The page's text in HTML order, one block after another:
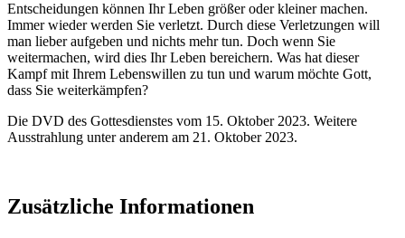
Entscheidungen können Ihr Leben größer oder kleiner machen.
Immer wieder werden Sie verletzt. Durch diese Verletzungen will
man lieber aufgeben und nichts mehr tun. Doch wenn Sie
weitermachen, wird dies Ihr Leben bereichern. Was hat dieser
Kampf mit Ihrem Lebenswillen zu tun und warum möchte Gott,
dass Sie weiterkämpfen?
Die DVD des Gottesdienstes vom 15. Oktober 2023. Weitere
Ausstrahlung unter anderem am 21. Oktober 2023.
Zusätzliche Informationen